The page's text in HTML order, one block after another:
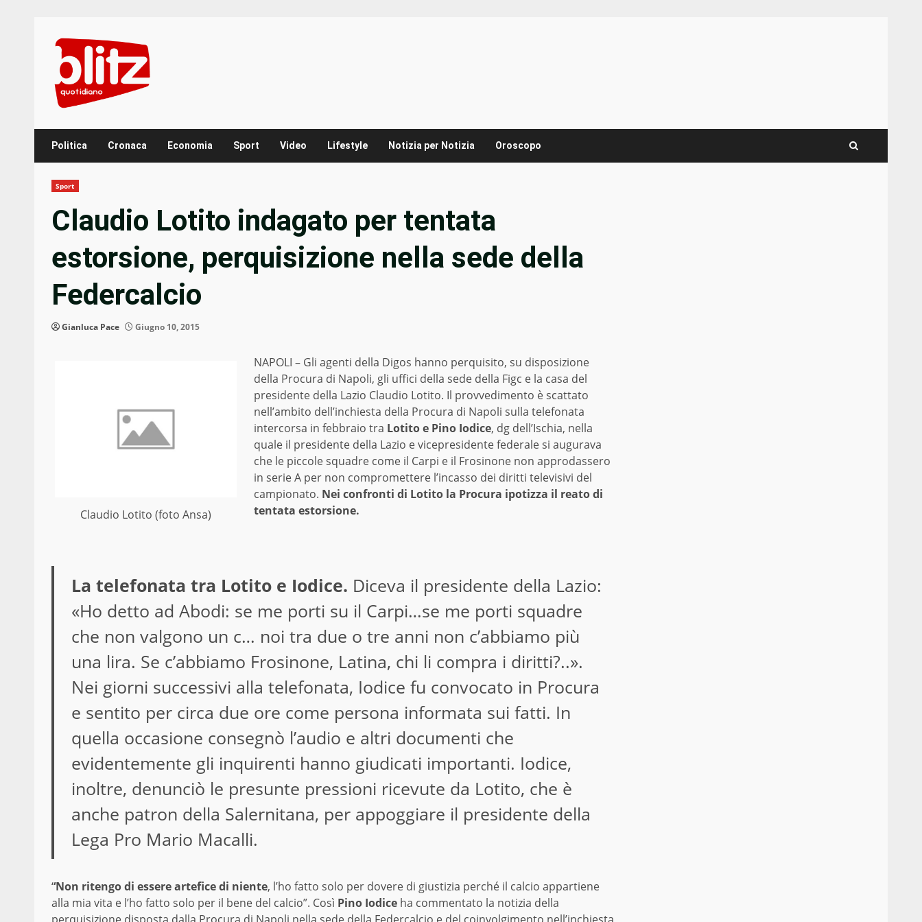
content
Politica Cronaca Economia Sport Video Lifestyle Notizia per Notizia Oroscopo
Sport
Claudio Lotito indagato per tentata
estorsione, perquisizione nella sede della
Federcalcio
Gianluca Pace Giugno 10, 2015
Claudio Lotito (foto Ansa)
NAPOLI – Gli agenti della Digos hanno perquisito, su disposizione
della Procura di Napoli, gli uffici della sede della Figc e la casa del
presidente della Lazio Claudio Lotito. Il provvedimento è scattato
nell’ambito dell’inchiesta della Procura di Napoli sulla telefonata
intercorsa in febbraio tra Lotito e Pino Iodice, dg dell’Ischia, nella
quale il presidente della Lazio e vicepresidente federale si augurava
che le piccole squadre come il Carpi e il Frosinone non approdassero
in serie A per non compromettere l’incasso dei diritti televisivi del
campionato. Nei confronti di Lotito la Procura ipotizza il reato di
tentata estorsione.
La telefonata tra Lotito e Iodice. Diceva il presidente della Lazio:
«Ho detto ad Abodi: se me porti su il Carpi…se me porti squadre
che non valgono un c… noi tra due o tre anni non c’abbiamo più
una lira. Se c’abbiamo Frosinone, Latina, chi li compra i diritti?..».
Nei giorni successivi alla telefonata, Iodice fu convocato in Procura
e sentito per circa due ore come persona informata sui fatti. In
quella occasione consegnò l’audio e altri documenti che
evidentemente gli inquirenti hanno giudicati importanti. Iodice,
inoltre, denunciò le presunte pressioni ricevute da Lotito, che è
anche patron della Salernitana, per appoggiare il presidente della
Lega Pro Mario Macalli.
‘‘Non ritengo di essere artefice di niente, l’ho fatto solo per dovere di giustizia perché il calcio appartiene
alla mia vita e l’ho fatto solo per il bene del calcio”. Così Pino Iodice ha commentato la notizia della